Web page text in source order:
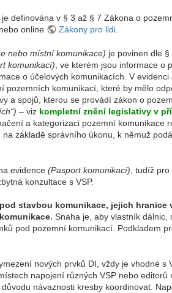
definována v § 3 až § 7 Zákona o
nebo online Zákony pro lidi.
nebo místní komunikace) je povinen dle
komunikací) , ve kterém jsou informace o
o účelových komunikacích. V evidenci
pozemních komunikací, které by mělo
a spojů, kterou se provádí zákon o
– viz kompletní znění legislativy v
a kategorizaci pozemní komunikace
základě správního úkonu, k němuž
evidence (Pasport komunikací) , tudíž
konzultace s VSP.
stavbou komunikace, jejich hranice
Snaha je, aby vlastník dálnic,
pod pozemní komunikací. Podkladem
nových prvků DI, vždy je vhodné s
napojení různých VSP nebo editorů
návaznosti kresby koordinovat.